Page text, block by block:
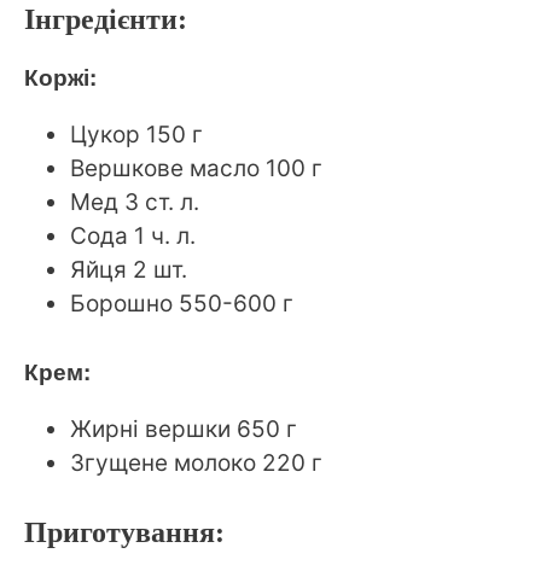
Інгредієнти:
Коржі:
Цукор 150 г
Вершкове масло 100 г
Мед 3 ст. л.
Сода 1 ч. л.
Яйця 2 шт.
Борошно 550-600 г
Крем:
Жирні вершки 650 г
Згущене молоко 220 г
Приготування: